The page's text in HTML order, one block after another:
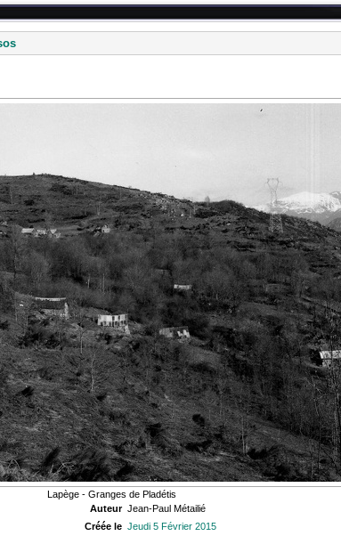
Lapège - Granges de Pladétis
Auteur Jean-Paul Métailié
Créée le Jeudi 5 Février 2015